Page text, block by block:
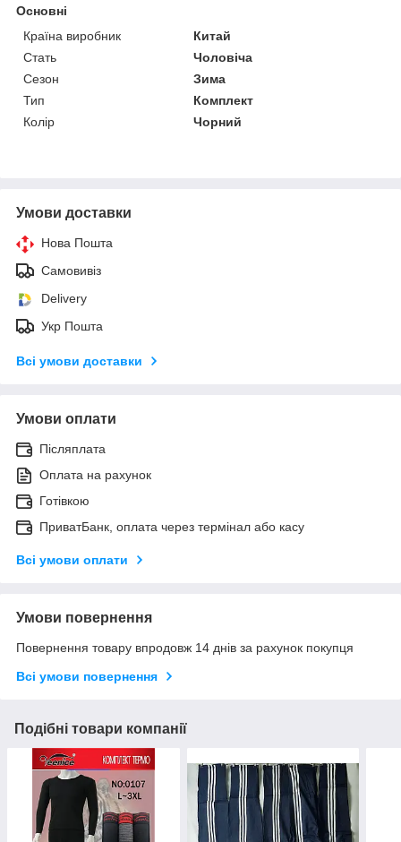
Основні
Країна виробник
Китай
Стать
Чоловіча
Сезон
Зима
Тип
Комплект
Колір
Чорний
Умови доставки
Нова Пошта
Самовивіз
Delivery
Укр Пошта
Всі умови доставки
Умови оплати
Післяплата
Оплата на рахунок
Готівкою
ПриватБанк, оплата через термінал або касу
Всі умови оплати
Умови повернення
Повернення товару впродовж 14 днів за рахунок покупця
Всі умови повернення
Подібні товари компанії